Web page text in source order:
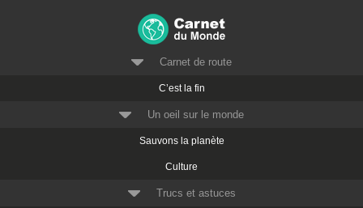
Carnet de route
C’est la fin
Un oeil sur le monde
Sauvons la planète
Culture
Trucs et astuces